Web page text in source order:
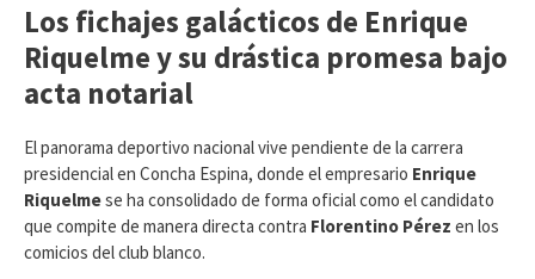
Los fichajes galácticos de Enrique
Riquelme y su drástica promesa bajo
acta notarial
​El panorama deportivo nacional vive pendiente de la carrera
presidencial en Concha Espina, donde el empresario Enrique
Riquelmese ha consolidado de forma oficial como el candidato
que compite de manera directa contra Florentino Pérez en los
comicios del club blanco.